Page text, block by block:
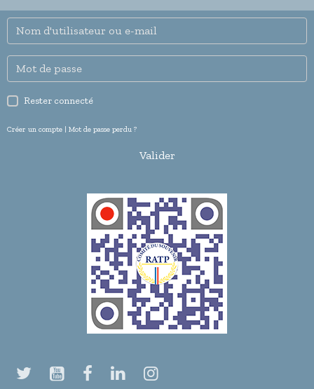
Rester connecté
Créer un compte | Mot de passe perdu ?
Valider